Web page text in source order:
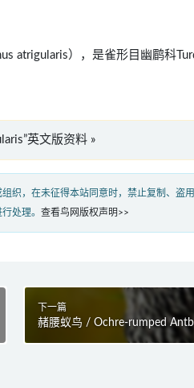
atrigularis），是雀形目幽鹛科
英文版资料 »
织，在未征得本站同意时，禁止复制、盗
处理。 查看鸟网版权声明>>
下一篇
赭腰蚁鸟 / Ochre-rumped